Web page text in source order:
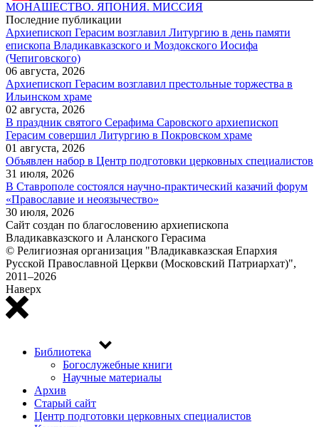
МОНАШЕСТВО. ЯПОНИЯ. МИССИЯ
Последние публикации
Архиепископ Герасим возглавил Литургию в день памяти
епископа Владикавказского и Моздокского Иосифа
(Чепиговского)
06 августа, 2026
Архиепископ Герасим возглавил престольные торжества в
Ильинском храме
02 августа, 2026
В праздник святого Серафима Саровского архиепископ
Герасим совершил Литургию в Покровском храме
01 августа, 2026
Объявлен набор в Центр подготовки церковных специалистов
31 июля, 2026
В Ставрополе состоялся научно-практический казачий форум
«Православие и неоязычество»
30 июля, 2026
Сайт создан по благословению архиепископа
Владикавказского и Аланского Герасима
© Религиозная организация "Владикавказская Епархия
Русской Православной Церкви (Московский Патриархат)",
2011–2026
Наверх
Top
Библиотека
Богослужебные книги
Научные материалы
Архив
Старый сайт
Центр подготовки церковных специалистов